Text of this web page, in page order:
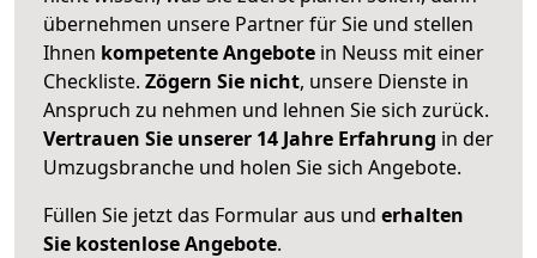
übernehmen unsere Partner für Sie und stellen
Ihnen kompetente Angebote in Neuss mit einer
Checkliste. Zögern Sie nicht, unsere Dienste in
Anspruch zu nehmen und lehnen Sie sich zurück.
Vertrauen Sie unserer 14 Jahre Erfahrung in der
Umzugsbranche und holen Sie sich Angebote.
Füllen Sie jetzt das Formular aus und erhalten
Sie kostenlose Angebote.